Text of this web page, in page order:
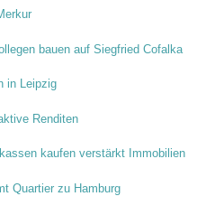
bauen auf Siegfried Cofalka
in Leipzig
Renditen
kaufen verstärkt Immobilien
Quartier zu Hamburg